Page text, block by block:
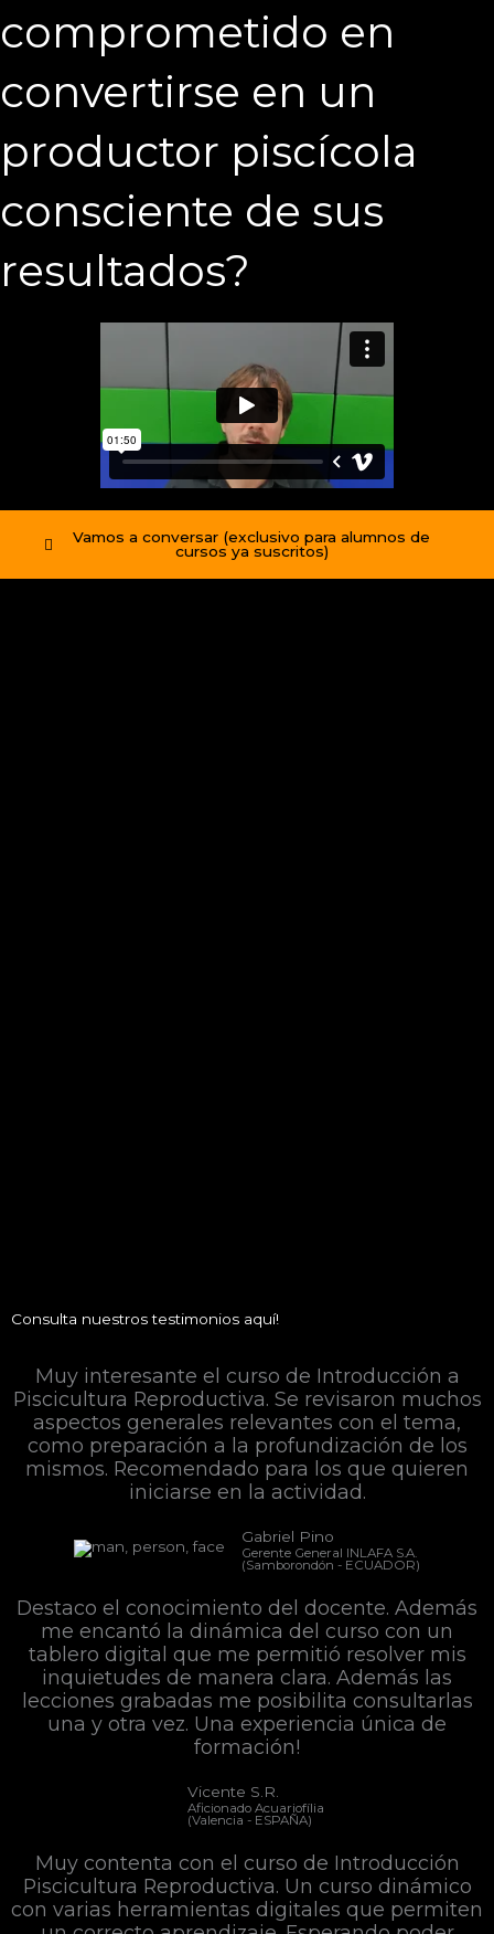
comprometido en
convertirse en un
productor piscícola
consciente de sus
resultados?
Vamos a conversar (exclusivo para alumnos de
cursos ya suscritos)
Consulta nuestros testimonios aquí!
Muy interesante el curso de Introducción a
Piscicultura Reproductiva. Se revisaron muchos
aspectos generales relevantes con el tema,
como preparación a la profundización de los
mismos. Recomendado para los que quieren
iniciarse en la actividad.
Gabriel Pino
Gerente General INLAFA S.A.
(Samborondón - ECUADOR)
Destaco el conocimiento del docente. Además
me encantó la dinámica del curso con un
tablero digital que me permitió resolver mis
inquietudes de manera clara. Además las
lecciones grabadas me posibilita consultarlas
una y otra vez. Una experiencia única de
formación!
Vicente S.R.
Aficionado Acuariofília
(Valencia - ESPAÑA)
Muy contenta con el curso de Introducción
Piscicultura Reproductiva. Un curso dinámico
con varias herramientas digitales que permiten